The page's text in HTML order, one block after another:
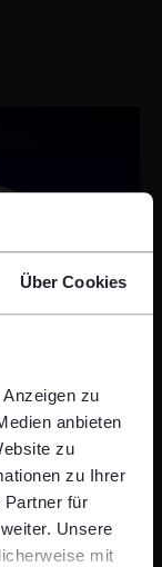
Über Cookies
zu
anbieten
zu
zu Ihrer
Partner für
Unsere
mit
© Wienerberger AG
29, EN